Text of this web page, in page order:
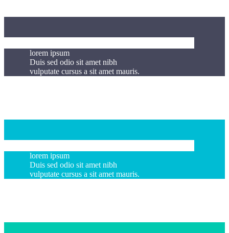
lorem ipsum
Duis sed odio sit amet nibh
vulputate cursus a sit amet mauris.
lorem ipsum
Duis sed odio sit amet nibh
vulputate cursus a sit amet mauris.